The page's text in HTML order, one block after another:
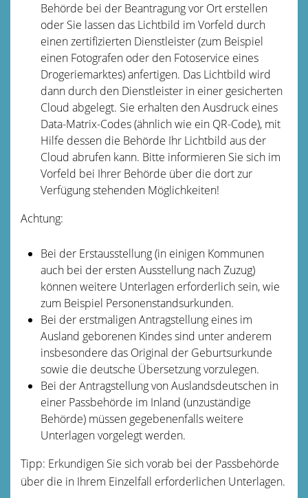
Behörde bei der Beantragung vor Ort erstellen
oder Sie lassen das Lichtbild im Vorfeld durch
einen zertifizierten Dienstleister (zum Beispiel
einen Fotografen oder den Fotoservice eines
Drogeriemarktes) anfertigen. Das Lichtbild wird
dann durch den Dienstleister in einer gesicherten
Cloud abgelegt. Sie erhalten den Ausdruck eines
Data-Matrix-Codes (ähnlich wie ein QR-Code), mit
Hilfe dessen die Behörde Ihr Lichtbild aus der
Cloud abrufen kann. Bitte informieren Sie sich im
Vorfeld bei Ihrer Behörde über die dort zur
Verfügung stehenden Möglichkeiten!
Achtung:
Bei der Erstausstellung (in einigen Kommunen
auch bei der ersten Ausstellung nach Zuzug)
können weitere Unterlagen erforderlich sein, wie
zum Beispiel Personenstandsurkunden.
Bei der erstmaligen Antragstellung eines im
Ausland geborenen Kindes sind unter anderem
insbesondere das Original der Geburtsurkunde
sowie die deutsche Übersetzung vorzulegen.
Bei der Antragstellung von Auslandsdeutschen in
einer Passbehörde im Inland (unzuständige
Behörde) müssen gegebenenfalls weitere
Unterlagen vorgelegt werden.
Tipp: Erkundigen Sie sich vorab bei der Passbehörde
über die in Ihrem Einzelfall erforderlichen Unterlagen.